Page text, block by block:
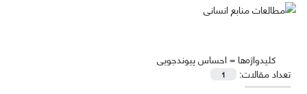
کلیدواژه‌ها =احساس پیوندجویی
تعداد مقالات:
1